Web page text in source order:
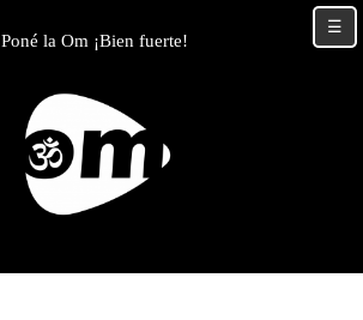
Poné la Om ¡Bien fuerte!
☰